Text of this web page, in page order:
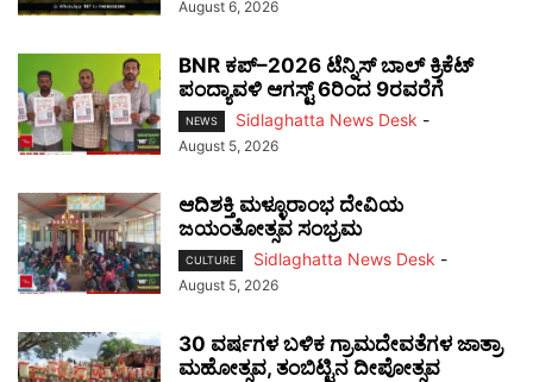
August 6, 2026
BNR ಕಪ್–2026 ಟೆನ್ನಿಸ್ ಬಾಲ್ ಕ್ರಿಕೆಟ್
ಪಂದ್ಯಾವಳಿ ಆಗಸ್ಟ್ 6ರಿಂದ 9ರವರೆಗೆ
NEWS Sidlaghatta News Desk -
August 5, 2026
ಆದಿಶಕ್ತಿ ಮಳ್ಳೂರಾಂಭ ದೇವಿಯ
ಜಯಂತೋತ್ಸವ ಸಂಭ್ರಮ
CULTURE Sidlaghatta News Desk -
August 5, 2026
30 ವರ್ಷಗಳ ಬಳಿಕ ಗ್ರಾಮದೇವತೆಗಳ ಜಾತ್ರಾ
ಮಹೋತ್ಸವ, ತಂಬಿಟ್ಟಿನ ದೀಪೋತ್ಸವ